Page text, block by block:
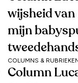
wijsheid van
mijn
COLUMNS &
Column